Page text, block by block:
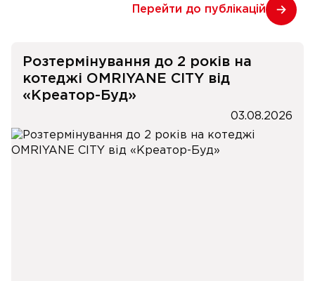
Перейти до публікацій
Розтермінування до 2 років на
котеджі OMRIYANE CITY від
«Креатор-Буд»
03.08.2026